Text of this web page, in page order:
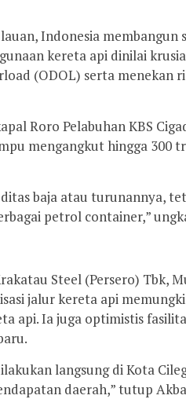
Indonesia membangun
kereta api dinilai
(ODOL) serta menekan
Roro Pelabuhan KBS
mengangkut hingga 300
baja atau turunannya,
petrol container,”
Steel (Persero) Tbk,
jalur kereta api
api. Ia juga optimistis
langsung di Kota
daerah,” tutup